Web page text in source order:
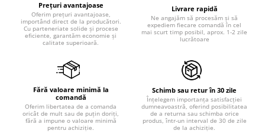
Prețuri avantajoase
Oferim prețuri avantajoase,
importând direct de la producători.
Cu parteneriate solide și procese
eficiente, garantăm economie și
calitate superioară.
Livrare rapidă
Ne angajăm să procesăm și să
expediem fiecare comandă în cel
mai scurt timp posibil, aprox. 1-2 zile
lucrătoare
Fără valoare minimă la
comandă
Oferim libertatea de a comanda
oricât de mult sau de puțin doriți,
fără a impune o valoare minimă
pentru achiziție.
Schimb sau retur în 30 zile
Înțelegem importanța satisfacției
dumneavoastră, oferind posibilitatea
de a returna sau schimba orice
produs, într-un interval de 30 de zile
de la achiziție.